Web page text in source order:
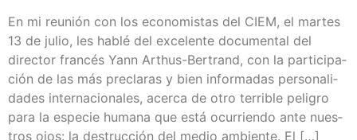
En mi reu­nión con los eco­no­mis­tas del CIEM, el mar­tes
13 de julio, les hablé del exce­len­te docu­men­tal del
direc­tor fran­cés Yann Arthus-Ber­­trand, con la par­ti­ci­pa­
ción de las más pre­cla­ras y bien infor­ma­das per­so­na­li­
da­des inter­na­cio­na­les, acer­ca de otro terri­ble peli­gro
para la espe­cie huma­na que está ocu­rrien­do ante nues­
tros ojos: la des­truc­ción del medio ambien­te. El […]